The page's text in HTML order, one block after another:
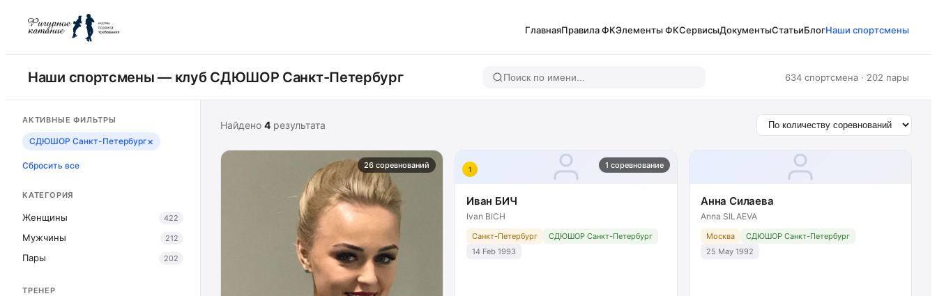
ГлавнаяПравила ФКЭлементы ФКСервисыДокументыСтатьиБлогНаши спортсмены
Наши спортсмены — клуб СДЮШОР Санкт-Петербург 634 спортсмена · 202 пары
АКТИВНЫЕ ФИЛЬТРЫ
СДЮШОР Санкт-Петербург×
Сбросить все
КАТЕГОРИЯ
Женщины 422
Мужчины 212
Пары 202
ТРЕНЕР
Найдено 4 результата
26 соревнований 1 соревнование
1
Иван БИЧ
Ivan BICH
Санкт-Петербург
СДЮШОР Санкт-Петербург
14 Feb 1993
Анна Силаева
Anna SILAEVA
Москва
СДЮШОР Санкт-Петербург
25 May 1992